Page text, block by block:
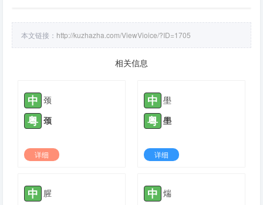
本文链接： http://kuzhazha.com/ViewVioice/?ID=1705
相关信息
中 颈
粤 颈
详细
中 壆
粤 壆
详细
中 腥 中 煓